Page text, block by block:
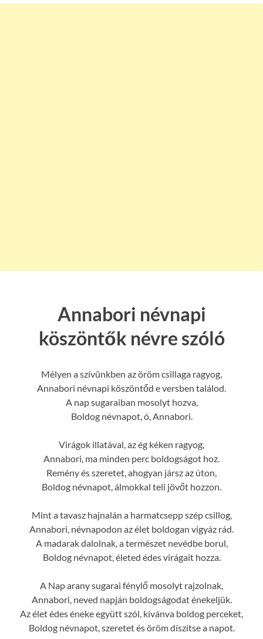
Annabori névnapi
köszöntők névre szóló
Mélyen a szívünkben az öröm csillaga ragyog,
Annabori névnapi köszöntőd e versben találod.
A nap sugaraiban mosolyt hozva,
Boldog névnapot, ó, Annabori.
Virágok illatával, az ég kéken ragyog,
Annabori, ma minden perc boldogságot hoz.
Remény és szeretet, ahogyan jársz az úton,
Boldog névnapot, álmokkal teli jövőt hozzon.
Mint a tavasz hajnalán a harmatcsepp szép csillog,
Annabori, névnapodon az élet boldogan vigyáz rád.
A madarak dalolnak, a természet nevédbe borul,
Boldog névnapot, életed édes virágait hozza.
A Nap arany sugarai fénylő mosolyt rajzolnak,
Annabori, neved napján boldogságodat énekeljük.
Az élet édes éneke együtt szól, kívánva boldog perceket,
Boldog névnapot, szeretet és öröm díszítse a napot.